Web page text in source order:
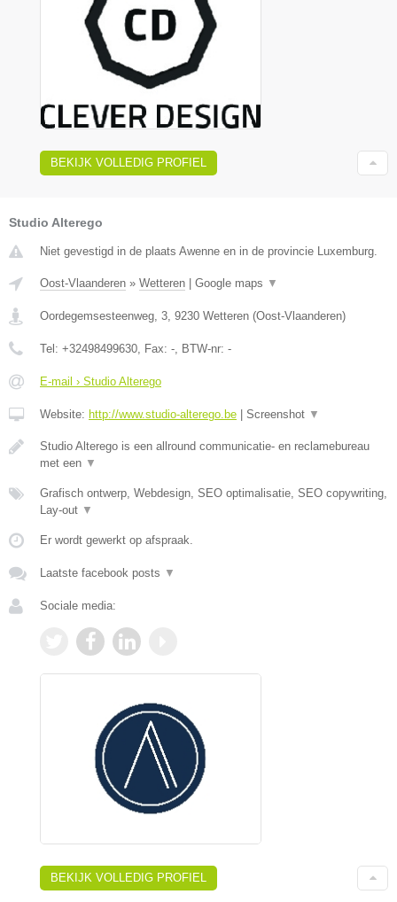
BEKIJK VOLLEDIG PROFIEL
Studio Alterego
Niet gevestigd in de plaats Awenne en in de provincie Luxemburg.
Oost-Vlaanderen » Wetteren | Google maps ▼
Oordegemsesteenweg, 3 9230 Wetteren (Oost-Vlaanderen)
Tel: +32498499630 , Fax: - , BTW-nr: -
E-mail › Studio Alterego
Website: http://www.studio-alterego.be | Screenshot ▼
Studio Alterego is een allround communicatie- en reclamebureau
met een ▼
Grafisch ontwerp, Webdesign, SEO optimalisatie, SEO copywriting,
Lay-out ▼
Er wordt gewerkt op afspraak.
Laatste facebook posts ▼
Sociale media:
BEKIJK VOLLEDIG PROFIEL